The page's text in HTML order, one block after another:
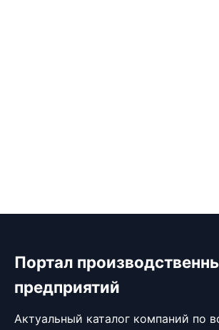
Портал
предприятий
Актуальный каталог компаний по